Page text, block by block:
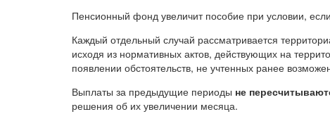
Пенсионный фонд увеличит пособие при условии,
Каждый отдельный случай рассматривается
исходя из нормативных актов, действующих на
появлении обстоятельств, не учтенных ранее
Выплаты за предыдущие периоды не
решения об их увеличении месяца.